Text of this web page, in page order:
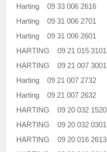
Harting 09 33 006 2616
Harting 09 31 006 2701
Harting 09 31 006 2601
HARTING 09 21 015 3101
HARTING 09 21 007 3001
Harting 09 21 007 2732
Harting 09 21 007 2632
HARTING 09 20 032 1520
HARTING 09 20 032 0301
HARTING 09 20 016 2613